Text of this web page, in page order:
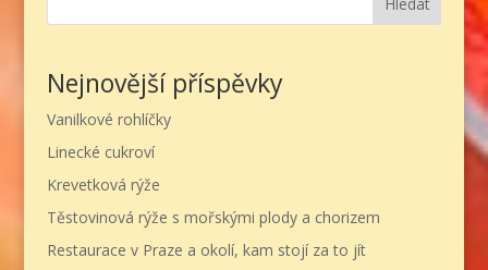
Nejnovější příspěvky
Vanilkové rohlíčky
Linecké cukroví
Krevetková rýže
Těstovinová rýže s mořskými plody a chorizem
Restaurace v Praze a okolí, kam stojí za to jít